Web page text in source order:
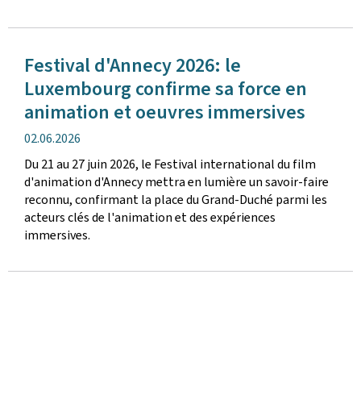
Festival d'Annecy 2026: le
Luxembourg confirme sa force en
animation et oeuvres immersives
date
de
publication
02.06.2026
Du 21 au 27 juin 2026, le Festival international du film
d'animation d'Annecy mettra en lumière un savoir-faire
reconnu, confirmant la place du Grand-Duché parmi les
acteurs clés de l'animation et des expériences
immersives.